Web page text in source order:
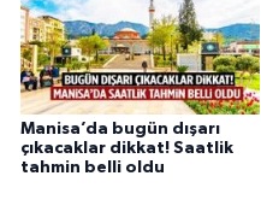
Manisa’da bugün dışarı
çıkacaklar dikkat! Saatlik
tahmin belli oldu